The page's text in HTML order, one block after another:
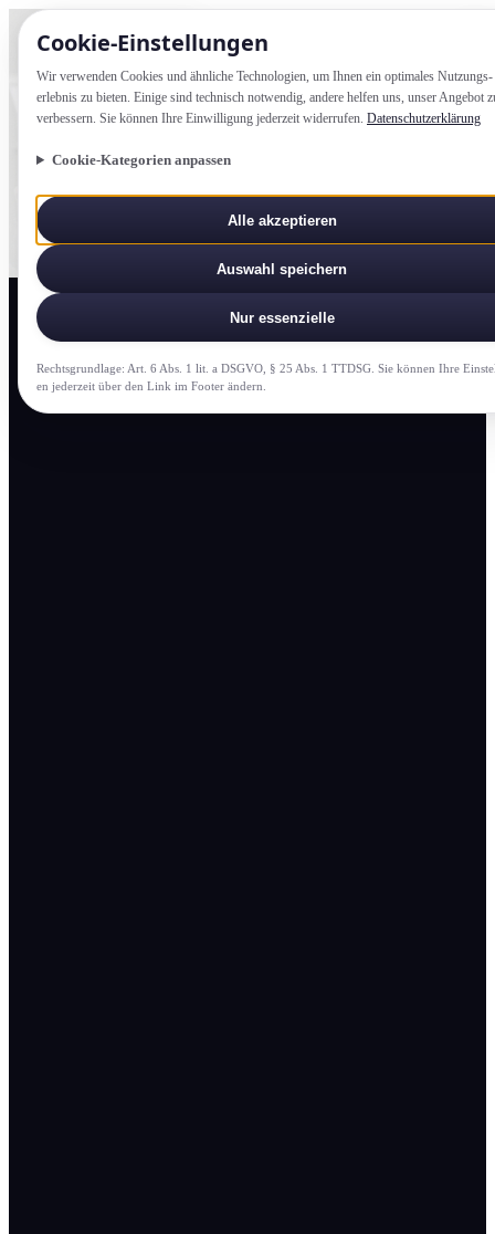
Cookie-Einstellung­en
Wir verwenden Cookies und ähnliche Technologien, um Ihnen ein optimales Nutzungs­
erlebnis zu bieten. Einige sind technisch notwendig, andere helfen uns, unser Angebot
verbessern. Sie können Ihre Einwilligung jederzeit widerrufen. Datenschutzerklärung
Cookie-Kategorien anpassen
Alle akzeptieren
Auswahl speichern
Nur essenzielle
Rechtsgrundlage: Art. 6 Abs. 1 lit. a DSGVO, § 25 Abs. 1 TTDSG. Sie können Ihre
en jederzeit über den Link im Footer ändern.